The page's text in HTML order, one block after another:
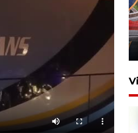
sebidang di
Bogor
18:49